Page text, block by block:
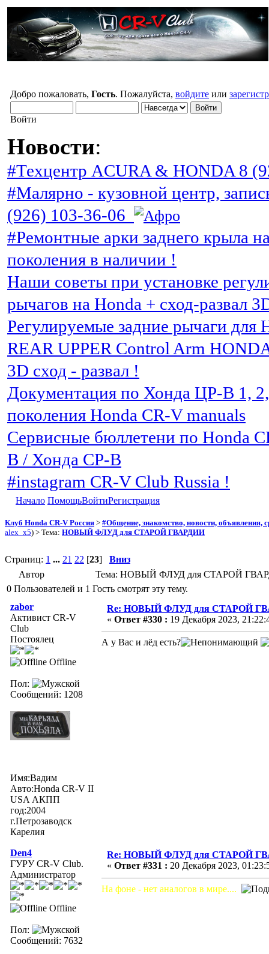
Добро пожаловать, Гость. Пожалуйста, войдите или
Войти
Новости:
#Техцентр ACURA & HONDA 8
#Малярно - кузовной центр,
(926) 103-36-06
#Ремонтные арки заднего крыла
поколения в наличии !
Наши советы при установке
рычагов на Honda + сход-развал
Регулируемые задние рычаги для
REAR UPPER Control Arm
3D сход - развал !
Документация по Хонда ЦР-В 1,
поколения Honda CR-V manuals
Сервисные бюллетени по Honda
В / Хонда СР-В
#instagram CR-V Club Russia !
Начало ПомощьВойтиРегистрация
Клуб Honda CR-V Россия > #Общение, знакомство, новости, объявления,
alex_x5) > Тема: НОВЫЙ ФЛУД для СТАРОЙ ГВАРДИИ
Страниц: 1 ... 21 22 [23] Вниз
Автор
Тема: НОВЫЙ ФЛУД для СТАРОЙ
0 Пользователей и 1 Гость смотрят эту тему.
zabor
Активист CR-V
Club
Постоялец
Offline
Пол:
Сообщений: 1208
Имя:Вадим
Авто:Honda CR-V II
USA АКПП
год:2004
г.Петрозаводск
Карелия
Re: НОВЫЙ ФЛУД для СТАРОЙ
« Ответ #330 : 19 Декабря 2023,
А у Вас и лёд есть?
Den4
ГУРУ CR-V Club.
Администратор
Offline
Пол:
Сообщений: 7632
Re: НОВЫЙ ФЛУД для СТАРОЙ
« Ответ #331 : 20 Декабря 2023,
На фоне - нет аналогов в мире....